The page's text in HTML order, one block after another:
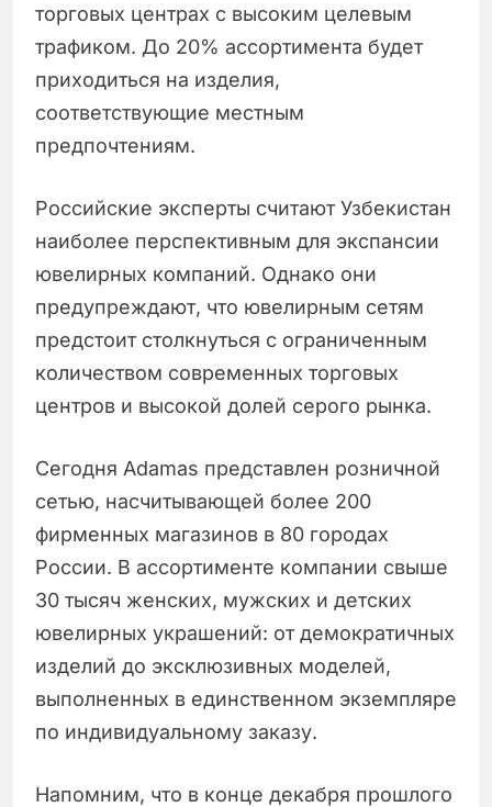
торговых центрах с высоким целевым
трафиком. До 20% ассортимента будет
приходиться на изделия,
соответствующие местным
предпочтениям.
Российские эксперты считают Узбекистан
наиболее перспективным для экспансии
ювелирных компаний. Однако они
предупреждают, что ювелирным сетям
предстоит столкнуться с ограниченным
количеством современных торговых
центров и высокой долей серого рынка.
Сегодня Adamas представлен розничной
сетью, насчитывающей более 200
фирменных магазинов в 80 городах
России. В ассортименте компании свыше
30 тысяч женских, мужских и детских
ювелирных украшений: от демократичных
изделий до эксклюзивных моделей,
выполненных в единственном экземпляре
по индивидуальному заказу.
Напомним, что в конце декабря прошлого